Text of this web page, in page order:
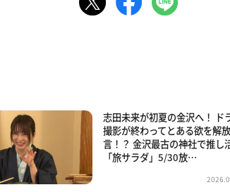
志田未来が初夏の金沢へ！ ド
撮影が終わってとある欲を解
言！？ 金沢最古の神社で推し
「旅サラダ」5/30放…